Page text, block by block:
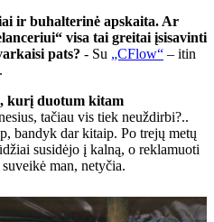
ir buhalterinė apskaita. Ar
visa tai greitai įsisavinti
pats? - Su „CFlow“ – itin
kurį duotum kitam
tačiau vis tiek neuždirbi?..
bandyk dar kitaip. Po trejų metų
susidėjo į kalną, o reklamuoti
man, netyčia.